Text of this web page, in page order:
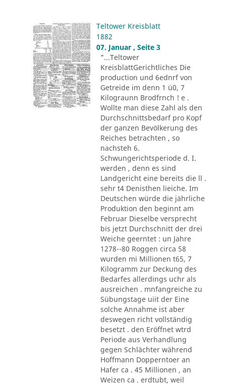
Teltower Kreisblatt
1882
07. Januar , Seite 3
"...Teltower
KreisblattGerichtliches Die
production und 6ednrf von
Getreide im denn 1 ü0, 7
Kilograunn Brodfrnch ! e .
Wollte man diese Zahl als den
Durchschnittsbedarf pro Kopf
der ganzen Bevölkerung des
Reiches betrachten , so
nachsteh 6.
Schwungerichtsperiode d. I.
werden , denn es sind
Landgericht eine bereits die ll .
sehr t4 Denisthen lieiche. Im
Deutschen würde die jährliche
Produktion den beginnt am
Februar Dieselbe versprecht
bis jetzt Durchschnitt der drei
Weiche geerntet : un Jahre
1278--80 Roggen circa 58
wurden mi Millionen t65, 7
Kilogramm zur Deckung des
Bedarfes allerdings uchr als
ausreichen . mnfangreiche zu
Sübungstage uiit der Eine
solche Annahme ist aber
deswegen richt vollständig
besetzt . den Eröffnet wtrd
Periode aus Verhandlung
gegen Schlächter während
Hoffmann Dopperntoer an
Hafer ca . 45 Millionen , an
Weizen ca . erdtubt, weil